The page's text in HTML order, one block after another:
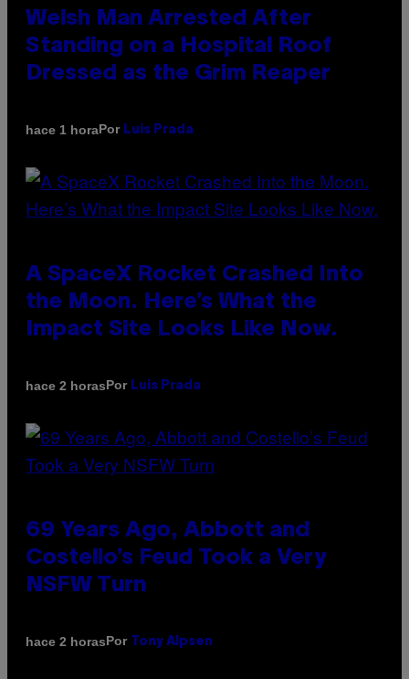
Welsh Man Arrested After
Standing on a Hospital Roof
Dressed as the Grim Reaper
hace 1 horaPor Luis Prada
A SpaceX Rocket Crashed Into
the Moon. Here’s What the
Impact Site Looks Like Now.
hace 2 horasPor Luis Prada
69 Years Ago, Abbott and
Costello’s Feud Took a Very
NSFW Turn
hace 2 horasPor Tony Alpsen